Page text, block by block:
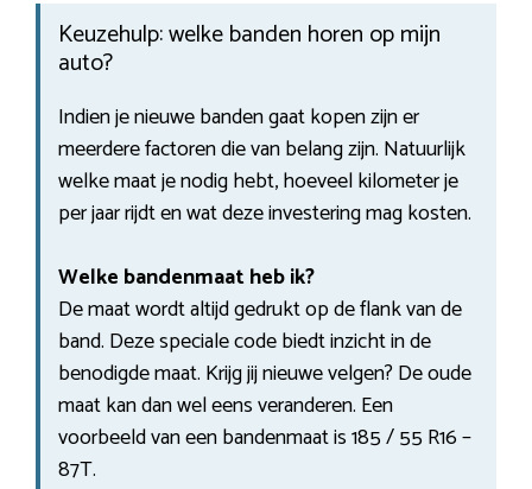
Keuzehulp: welke banden horen op mijn
auto?
Indien je nieuwe banden gaat kopen zijn er
meerdere factoren die van belang zijn. Natuurlijk
welke maat je nodig hebt, hoeveel kilometer je
per jaar rijdt en wat deze investering mag kosten.
Welke bandenmaat heb ik?
De maat wordt altijd gedrukt op de flank van de
band. Deze speciale code biedt inzicht in de
benodigde maat. Krijg jij nieuwe velgen? De oude
maat kan dan wel eens veranderen. Een
voorbeeld van een bandenmaat is 185 / 55 R16 –
87T.